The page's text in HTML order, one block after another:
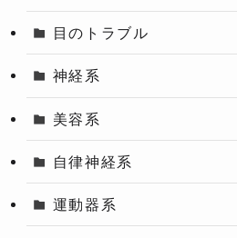
目のトラブル
神経系
美容系
自律神経系
運動器系